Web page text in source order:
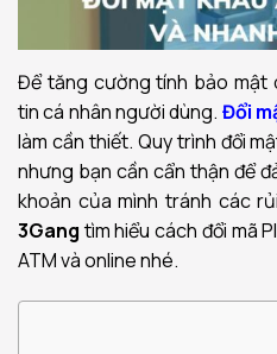
Để tăng cường tính bảo mật
tin cá nhân người dùng. Đổi
làm cần thiết. Quy trình đổi
nhưng bạn cần cẩn thận để
khoản của mình tránh các
3Gangtìm hiểu cách đổi mã
ATM và online nhé.